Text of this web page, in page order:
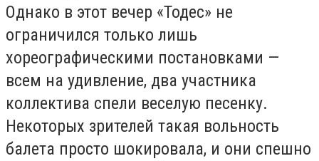
Однако в этот вечер «Тодес» не
ограничился только лишь
хореографическими постановками —
всем на удивление, два участника
коллектива спели веселую песенку.
Некоторых зрителей такая вольность
балета просто шокировала, и они спешно